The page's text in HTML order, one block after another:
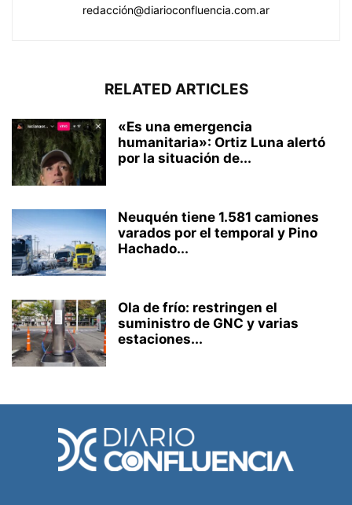
redacción@diarioconfluencia.com.ar
RELATED ARTICLES
«Es una emergencia
humanitaria»: Ortiz Luna alertó
por la situación de...
Neuquén tiene 1.581 camiones
varados por el temporal y Pino
Hachado...
Ola de frío: restringen el
suministro de GNC y varias
estaciones...